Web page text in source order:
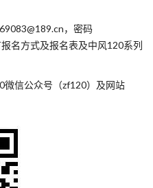
，密码
名方式及报名表及中风120系列
微信公众号（zf120）及网站